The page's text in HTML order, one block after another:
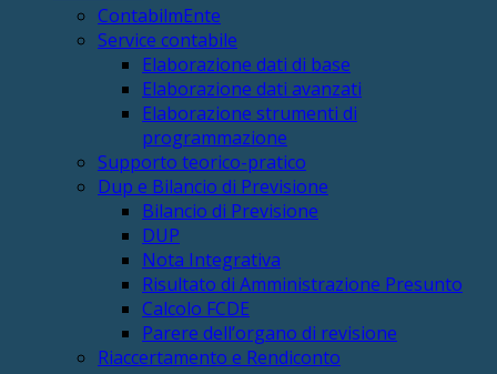
ContabilmEnte
Service contabile
Elaborazione dati di base
Elaborazione dati avanzati
Elaborazione strumenti di
programmazione
Supporto teorico-pratico
Dup e Bilancio di Previsione
Bilancio di Previsione
DUP
Nota Integrativa
Risultato di Amministrazione Presunto
Calcolo FCDE
Parere dell’organo di revisione
Riaccertamento e Rendiconto